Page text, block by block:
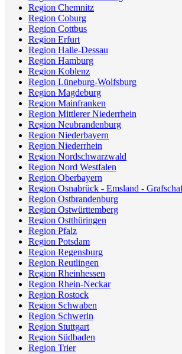
Region Chemnitz
Region Coburg
Region Cottbus
Region Erfurt
Region Halle-Dessau
Region Hamburg
Region Koblenz
Region Lüneburg-Wolfsburg
Region Magdeburg
Region Mainfranken
Region Mittlerer Niederrhein
Region Neubrandenburg
Region Niederbayern
Region Niederrhein
Region Nordschwarzwald
Region Nord Westfalen
Region Oberbayern
Region Osnabrück - Emsland -
Region Ostbrandenburg
Region Ostwürttemberg
Region Ostthüringen
Region Pfalz
Region Potsdam
Region Regensburg
Region Reutlingen
Region Rheinhessen
Region Rhein-Neckar
Region Rostock
Region Schwaben
Region Schwerin
Region Stuttgart
Region Südbaden
Region Trier